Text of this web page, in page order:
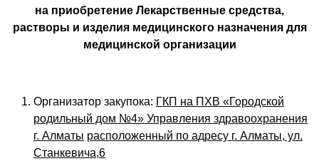
на приобретение Лекарственные средства,
растворы и изделия медицинского назначения для
медицинской организации
Организатор закупока: ГКП на ПХВ «Городской
родильный дом №4» Управления здравоохранения
г. Алматы расположенный по адресу г. Алматы, ул.
Станкевича,6